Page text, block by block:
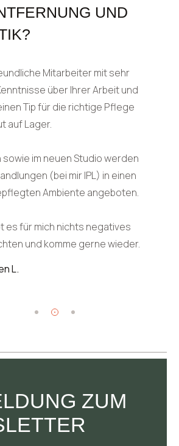
UND
Mitarbeiter mit sehr
über Ihrer Arbeit und
Tip für die richtige Pflege
auf Lager.
sowie im neuen Studio werden
(bei mir IPL) in einen
Ambiente angeboten.
es für mich nichts negatives
und komme gerne wieder.
L.
ZUM